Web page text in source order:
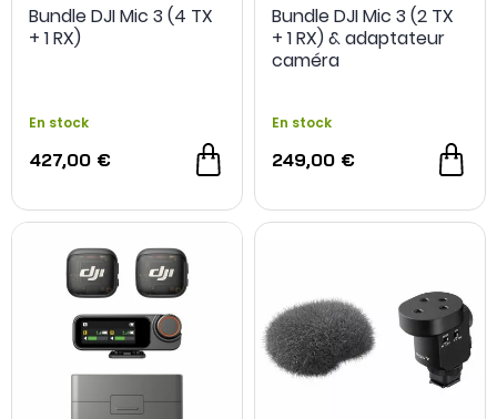
Bundle DJI Mic 3 (4 TX
+ 1 RX)
En stock
427,00 €
Bundle DJI Mic 3 (2 TX
+ 1 RX) & adaptateur
caméra
En stock
249,00 €